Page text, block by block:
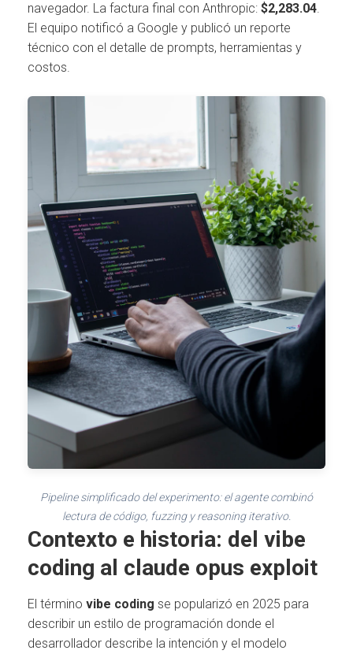
navegador. La factura final con Anthropic: $2,283.04.
El equipo notificó a Google y publicó un reporte
técnico con el detalle de prompts, herramientas y
costos.
Pipeline simplificado del experimento: el agente combinó
lectura de código, fuzzing y reasoning iterativo.
Contexto e historia: del vibe
coding al claude opus exploit
El término vibe coding se popularizó en 2025 para
describir un estilo de programación donde el
desarrollador describe la intención y el modelo